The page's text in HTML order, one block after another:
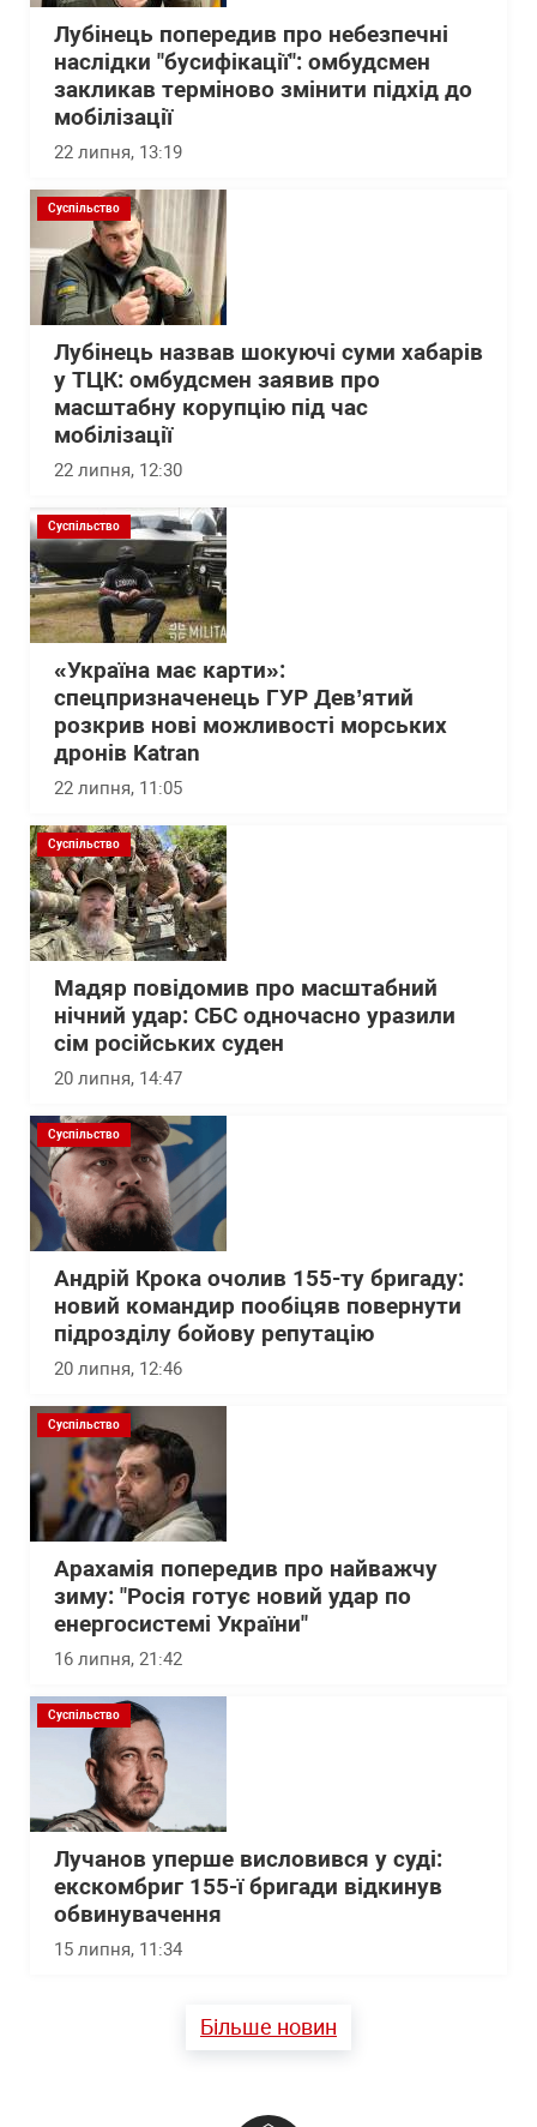
Лубінець попередив про небезпечні
наслідки "бусифікації": омбудсмен
закликав терміново змінити підхід до
мобілізації
22 липня, 13:19
Суспільство
Лубінець назвав шокуючі суми хабарів
у ТЦК: омбудсмен заявив про
масштабну корупцію під час
мобілізації
22 липня, 12:30
Суспільство
«Україна має карти»:
спецпризначенець ГУР Дев’ятий
розкрив нові можливості морських
дронів Katran
22 липня, 11:05
Суспільство
Мадяр повідомив про масштабний
нічний удар: СБС одночасно уразили
сім російських суден
20 липня, 14:47
Суспільство
Андрій Крока очолив 155-ту бригаду:
новий командир пообіцяв повернути
підрозділу бойову репутацію
20 липня, 12:46
Суспільство
Арахамія попередив про найважчу
зиму: "Росія готує новий удар по
енергосистемі України"
16 липня, 21:42
Суспільство
Лучанов уперше висловився у суді:
екскомбриг 155-ї бригади відкинув
обвинувачення
15 липня, 11:34
Більше новин